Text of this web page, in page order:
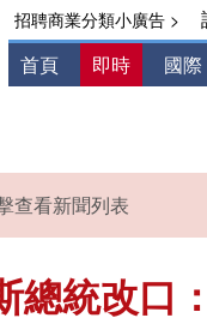
招聘商業分類小廣告 >
首頁 即時 國際
查看新聞列表
總統改口